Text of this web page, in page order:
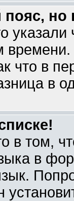
указали
что в
в
в том,
в